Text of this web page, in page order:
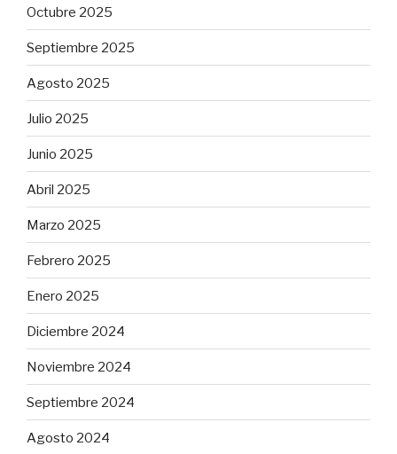
Octubre 2025
Septiembre 2025
Agosto 2025
Julio 2025
Junio 2025
Abril 2025
Marzo 2025
Febrero 2025
Enero 2025
Diciembre 2024
Noviembre 2024
Septiembre 2024
Agosto 2024